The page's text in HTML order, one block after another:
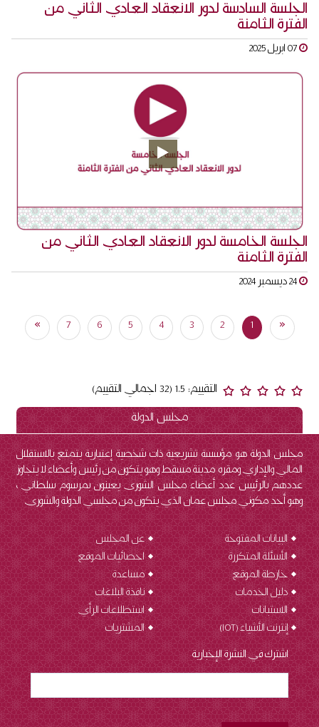
الجلسة السادسة لدور الانعقاد العادي الثاني من
الفترة الثامنة
07 ابريل 2025
الجلسة الخامسة لدور الانعقاد العادي الثاني من
الفترة الثامنة
24 ديسمبر 2024
«
1
(current)
2
3
4
5
6
7
»
التقييم: 1.5 (32 اجمالي التقييم)
مجلس الدولة
مجلس الدولة هو مؤسسة تشريعية ذات شخصية إعتبارية يتمتع بالاستقلال
المالي والإداري ومقره مدينة مسقط وهو يتكون من رئيس وأعضاء لا يتجاوز
عددهم بالرئيس عدد أعضاء مجلس الشورى يعينون بمرسوم سلطاني ،
وهو أحد مكوني مجلس عمان الذي يتكون من مجلسي الدولة والشورى.
عن المجلس
البيانات المفتوحة
احصائيات الموقع
الأسئلة المتكررة
مساعدة
خارطة الموقع
نافذة البلاغات
دليل الخدمات
استطلاعات الرأي
الاستبانات
المشتريات
إنترنت الأشياء (IOT
)
اشترك في النشرة الإخبارية